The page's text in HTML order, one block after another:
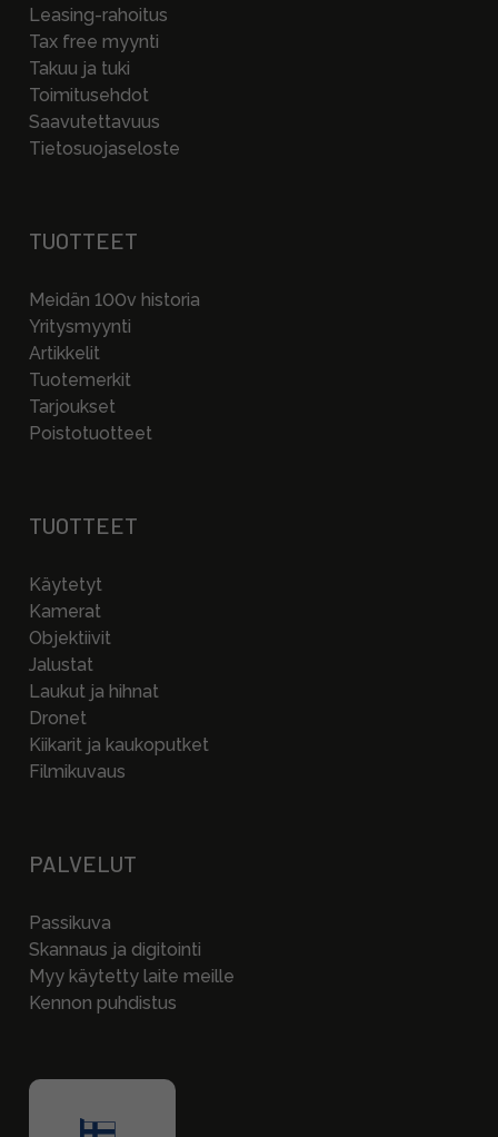
Leasing-rahoitus
Tax free myynti
Takuu ja tuki
Toimitusehdot
Saavutettavuus
Tietosuojaseloste
TUOTTEET
Meidän 100v historia
Yritysmyynti
Artikkelit
Tuotemerkit
Tarjoukset
Poistotuotteet
TUOTTEET
Käytetyt
Kamerat
Objektiivit
Jalustat
Laukut ja hihnat
Dronet
Kiikarit ja kaukoputket
Filmikuvaus
PALVELUT
Passikuva
Skannaus ja digitointi
Myy käytetty laite meille
Kennon puhdistus